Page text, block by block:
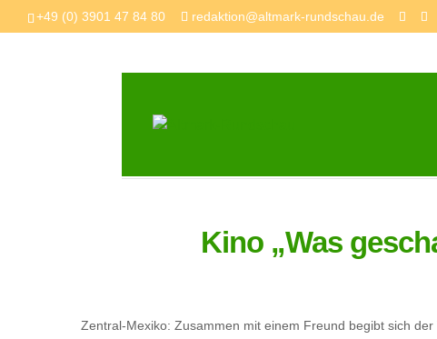
+49 (0) 3901 47 84 80 redaktion@altmark-rundschau.de
Kino „Was
Zentral-Mexiko: Zusammen mit einem Freund begibt sich